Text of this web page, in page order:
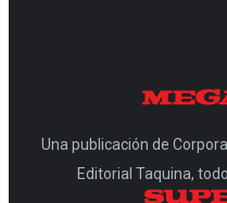
Una publicación de
Editorial Taquina,